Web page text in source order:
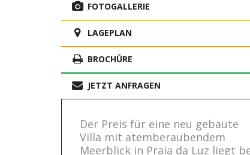
FOTOGALLERIE
LAGEPLAN
BROCHÜRE
JETZT ANFRAGEN
Der Preis für eine neu gebaute
Villa mit atemberaubendem
Meerblick in Praia da Luz liegt